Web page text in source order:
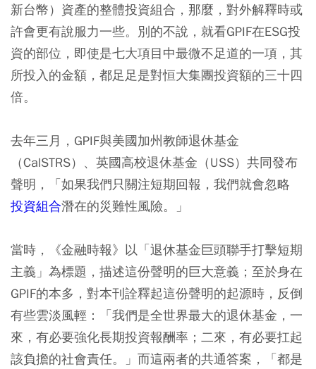
新台幣）資產的整體投資組合，那麼，對外解釋時或
許會更有說服力一些。別的不說，就看GPIF在ESG投
資的部位，即使是七大項目中最微不足道的一項，其
所投入的金額，都足足是對恒大集團投資額的三十四
倍。
去年三月，GPIF與美國加州教師退休基金
（CalSTRS）、英國高校退休基金（USS）共同發布
聲明，「如果我們只關注短期回報，我們就會忽略
投資組合潛在的災難性風險。」
當時，《金融時報》以「退休基金巨頭聯手打擊短期
主義」為標題，描述這份聲明的巨大意義；至於身在
GPIF的本多，對本刊詮釋起這份聲明的起源時，反倒
有些雲淡風輕：「我們是全世界最大的退休基金，一
來，有必要強化長期投資報酬率；二來，有必要扛起
該負擔的社會責任。」而這兩者的共通答案，「都是